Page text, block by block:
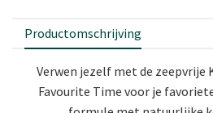
Productomschrijving
Verwen jezelf met de zeepvrije
Favourite Time voor je